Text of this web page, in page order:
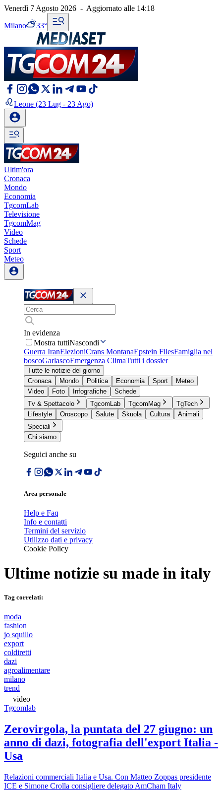
Venerdì 7 Agosto 2026 - Aggiornato alle 14:18
Milano 33°
Leone (23 Lug - 23 Ago)
Ultim'ora
Cronaca
Mondo
Economia
TgcomLab
Televisione
TgcomMag
Video
Schede
Sport
Meteo
In evidenza
Mostra tuttiNascondi
Guerra IranElezioniCrans MontanaEpstein FilesFamiglia nel
boscoGarlascoEmergenza ClimaTutti i dossier
Tutte le notizie del giorno
Cronaca
Mondo Politica Economia Sport
Meteo
Video
Foto Infografiche
Schede
Tv & Spettacolo
TgcomLab TgcomMag
TgTech
Lifestyle
Oroscopo Salute Skuola Cultura
Animali
Speciali
Chi siamo
Seguici anche su
Area personale
Help e Faq
Info e contatti
Termini del servizio
Utilizzo dati e privacy
Cookie Policy
Ultime notizie su made in italy
Tag correlati:
moda
fashion
jo squillo
export
coldiretti
dazi
agroalimentare
milano
trend
video
Tgcomlab
Zerovirgola, la puntata del 27 giugno: un
anno di dazi, fotografia dell'export Italia -
Usa
Relazioni commerciali Italia e Usa. Con Matteo Zoppas presidente
ICE e Simone Crolla consigliere delegato AmCham Italy